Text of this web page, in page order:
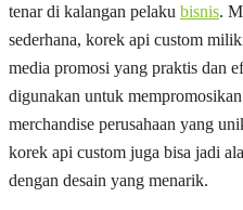
tenar di kalangan pelaku bisnis.
sederhana, korek api custom
media promosi yang praktis dan
digunakan untuk
merchandise perusahaan yang
korek api custom juga bisa jadi
dengan desain yang menarik.